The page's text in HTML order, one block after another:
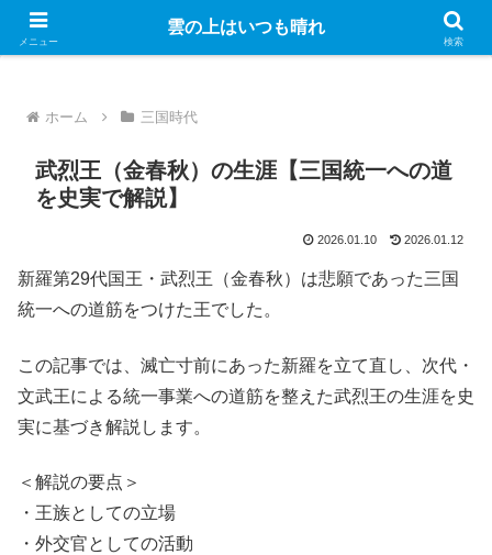
Googleのアドセンス広告を表示しています
ホーム 三国時代
武烈王（金春秋）の生涯【三国統一への道
を史実で解説】
2026.01.10 2026.01.12
新羅第29代国王・武烈王（金春秋）は悲願であった三国
統一への道筋をつけた王でした。
この記事では、滅亡寸前にあった新羅を立て直し、次代・
文武王による統一事業への道筋を整えた武烈王の生涯を史
実に基づき解説します。
＜解説の要点＞
・王族としての立場
・外交官としての活動
メニュー
雲の上はいつも晴れ
検索